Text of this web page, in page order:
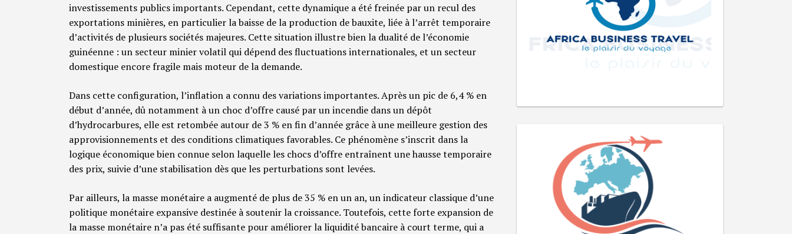
investissements publics importants. Cependant, cette dynamique a été freinée par un recul des
exportations minières, en particulier la baisse de la production de bauxite, liée à l’arrêt temporaire
d’activités de plusieurs sociétés majeures. Cette situation illustre bien la dualité de l’économie
guinéenne : un secteur minier volatil qui dépend des fluctuations internationales, et un secteur
domestique encore fragile mais moteur de la demande.
Dans cette configuration, l’inflation a connu des variations importantes. Après un pic de 6,4 % en
début d’année, dû notamment à un choc d’offre causé par un incendie dans un dépôt
d’hydrocarbures, elle est retombée autour de 3 % en fin d’année grâce à une meilleure gestion des
approvisionnements et des conditions climatiques favorables. Ce phénomène s’inscrit dans la
logique économique bien connue selon laquelle les chocs d’offre entraînent une hausse temporaire
des prix, suivie d’une stabilisation dès que les perturbations sont levées.
Par ailleurs, la masse monétaire a augmenté de plus de 35 % en un an, un indicateur classique d’une
politique monétaire expansive destinée à soutenir la croissance. Toutefois, cette forte expansion de
la masse monétaire n’a pas été suffisante pour améliorer la liquidité bancaire à court terme, qui a